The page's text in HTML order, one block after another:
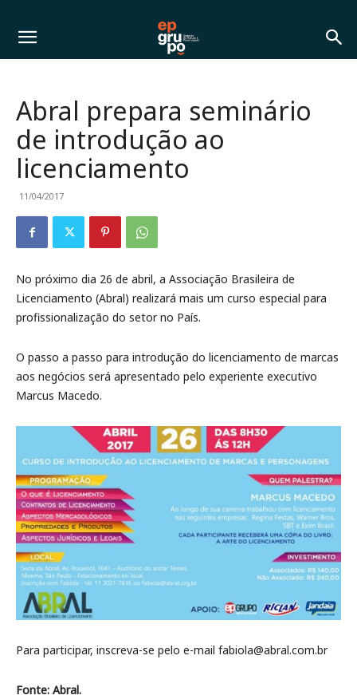
Abral prepara seminário
de introdução ao
licenciamento
11/04/2017
No próximo dia 26 de abril, a Associação Brasileira de
Licenciamento (Abral) realizará mais um curso especial para
profissionalização do setor no País.
O passo a passo para introdução do licenciamento de marcas
aos negócios será apresentado pelo experiente executivo
Marcus Macedo.
Para participar, inscreva-se pelo e-mail fabiola@abral.com.br
Fonte: Abral.